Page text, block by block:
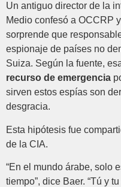
Un antiguo director de la
Medio confesó a OCCRP
sorprende que
espionaje de países no
Suiza. Según la fuente,
recurso de emergencia
sirven estos espías son
desgracia.
Esta hipótesis fue
de la CIA.
“En el mundo árabe, solo
tiempo”, dice Baer. “Tú y